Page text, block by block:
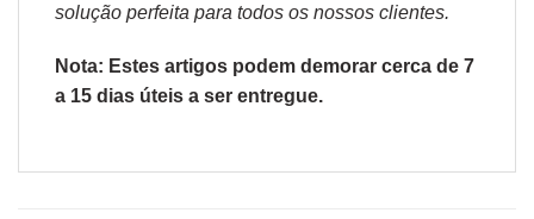
solução perfeita para todos os nossos clientes.
Nota: Estes artigos podem demorar cerca de 7
a 15 dias úteis a ser entregue.